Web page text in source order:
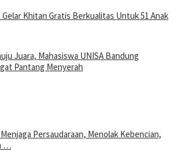
Gelar Khitan Gratis Berkualitas Untuk 51 Anak
Juara, Mahasiswa UNISA Bandung
Pantang Menyerah
Persaudaraan, Menolak Kebencian,
…